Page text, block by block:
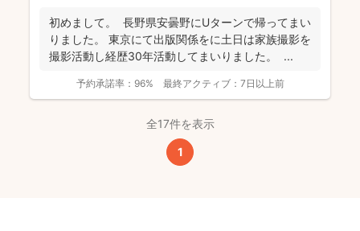
初めまして。 長野県安曇野にUターンで帰ってまい
りました。 東京にて出版関係をに土日は家族撮影を
撮影活動し経歴30年活動してまいりました。 ...
予約承諾率： 96% 最終アクティブ： 7日以上前
全17件を表示
1